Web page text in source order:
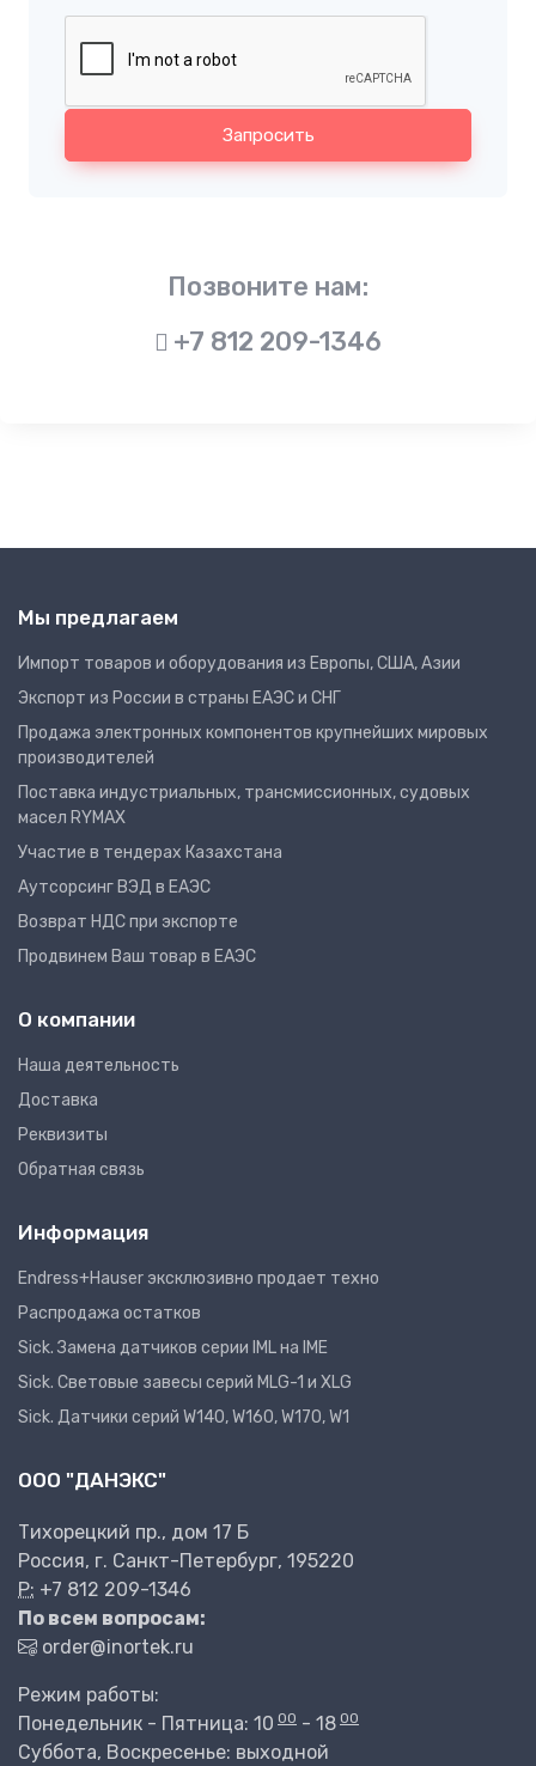
Запросить
Позвоните нам:
+7 812 209-1346
Мы предлагаем
Импорт товаров и оборудования из Европы, США, Азии
Экспорт из России в страны ЕАЭС и СНГ
Продажа электронных компонентов крупнейших мировых
производителей
Поставка индустриальных, трансмиссионных, судовых
масел RYMAX
Участие в тендерах Казахстана
Аутсорсинг ВЭД в ЕАЭС
Возврат НДС при экспорте
Продвинем Ваш товар в ЕАЭС
О компании
Наша деятельность
Доставка
Реквизиты
Обратная связь
Информация
Endress+Hauser эксклюзивно продает техно
Распродажа остатков
Sick. Замена датчиков серии IML на IME
Sick. Световые завесы серий MLG-1 и XLG
Sick. Датчики серий W140, W160, W170, W1
ООО "ДАНЭКС"
Тихорецкий пр., дом 17 Б
Россия, г. Санкт-Петербург, 195220
P: +7 812 209-1346
По всем вопросам:
order@inortek.ru
Режим работы:
Понедельник - Пятница: 10 00 - 18 00
Суббота, Воскресенье: выходной